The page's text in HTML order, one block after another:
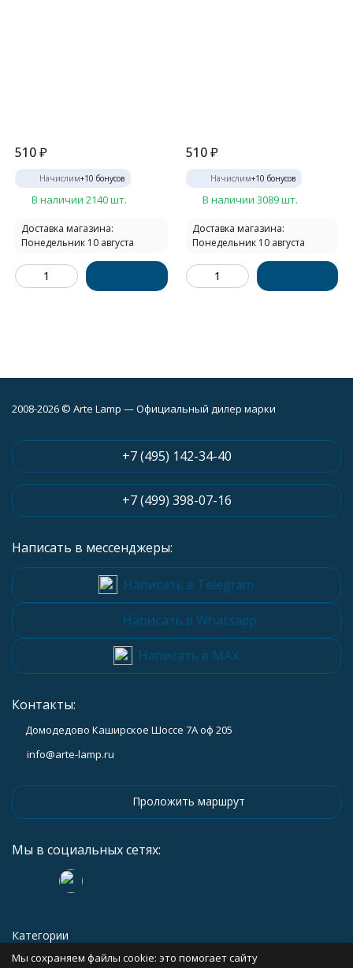
510₽
Начислим+10 бонусов
В наличии 2140 шт.
Доставка магазина:
Понедельник 10 августа
510 ₽
Начислим+10 бонусов
В наличии 3089 шт.
Доставка магазина:
Понедельник 10 августа
2008-2026 © Arte Lamp — Официальный дилер марки
+7 (495) 142-34-40
+7 (499) 398-07-16
Написать в мессенджеры:
Написать в Telegram
Написать в Whatsapp
Написать в MAX
Контакты:
Домодедово Каширское Шоссе 7А оф 205
info@arte-lamp.ru
Проложить маршрут
Мы в социальных сетях:
Категории
Мы сохраняем файлы cookie: это помогает сайту